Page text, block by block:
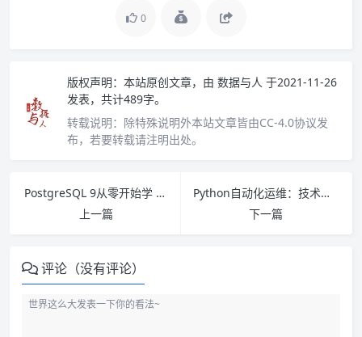
0
版权声明： 本站原创文章，由 数据与人 于2021-11-26
发表，共计489字。
转载说明： 除特殊说明外本站文章皆由CC-4.0协议发
布，若要转载请注明出处。
PostgreSQL 9从零开始学 PDF下载
上一篇
Python自动化运维：技术与最佳实践 PDF下载
下一篇
评论（没有评论）